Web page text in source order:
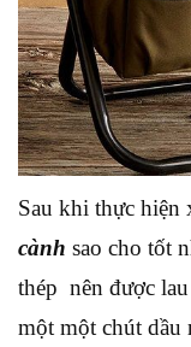
Sau khi thực hiện
cành sao cho tốt
thép nên được
một một chút dầu